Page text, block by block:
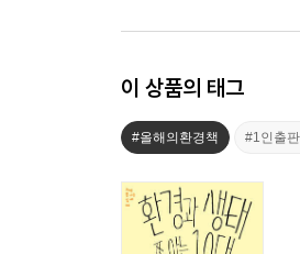
이 상품의 태그
#올해의환경책 #1인출